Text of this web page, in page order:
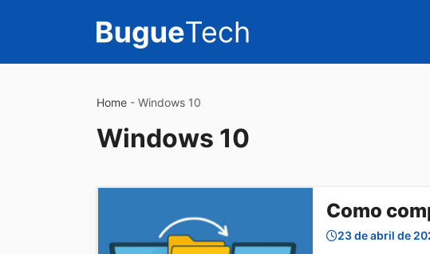
Home - Windows 10
Windows 10
Como
23 de abril de